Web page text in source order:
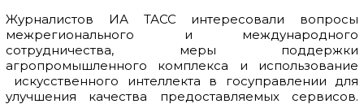
Журналистов ИА ТАСС интересовали вопросы
межрегионального и международного
сотрудничества, меры поддержки
агропромышленного комплекса и использование
искусственного интеллекта в госуправлении для
улучшения качества предоставляемых сервисов.